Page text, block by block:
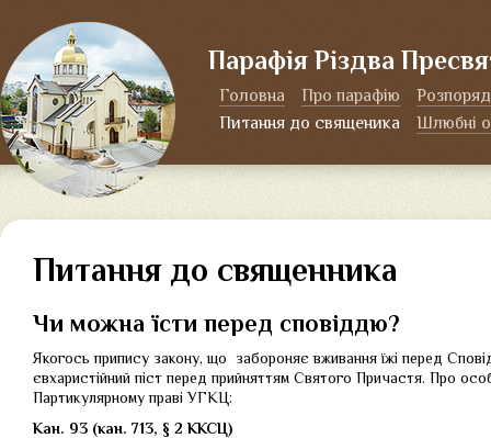
Парафія Різдва
Головна Про парафію
Питання до священика
Шлюбні
Питання до священника
Чи можна їсти перед сповіддю?
Якогось припису закону, що забороняє вживання їжі перед
євхаристійний піст перед прийняттям Святого Причастя. Про
Партикулярному праві УГКЦ:
Кан. 93 (кан. 713, § 2 ККСЦ)